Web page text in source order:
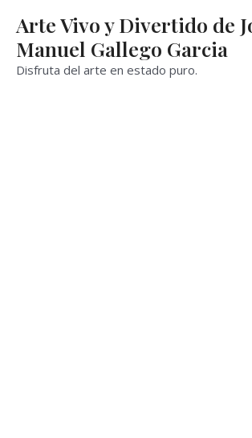
contenido
Arte Vivo y Divertido de
Manuel Gallego Garcia
Disfruta del arte en estado puro.